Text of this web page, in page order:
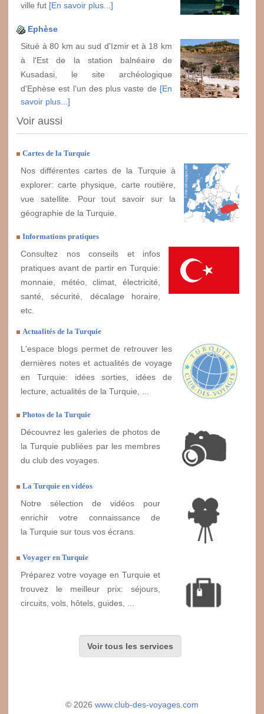
ville fut [En savoir plus...]
Ephèse
Situé à 80 km au sud d'Izmir et à 18 km
à l'Est de la station balnéaire de
Kusadasi, le site archéologique
d'Ephèse est l'un des plus vaste de [En
savoir plus...]
Voir aussi
Cartes de la Turquie
Nos différentes cartes de la Turquie à
explorer: carte physique, carte routière,
vue satellite. Pour tout savoir sur la
géographie de la Turquie.
Informations pratiques
Consultez nos conseils et infos
pratiques avant de partir en Turquie:
monnaie, météo, climat, électricité,
santé, sécurité, décalage horaire,
etc.
Actualités de la Turquie
L'espace blogs permet de retrouver les
dernières notes et actualités de voyage
en Turquie: idées sorties, idées de
lecture, actualités de la Turquie, ...
Photos de la Turquie
Découvrez les galeries de photos de
la Turquie publiées par les membres
du club des voyages.
La Turquie en vidéos
Notre sélection de vidéos pour
enrichir votre connaissance de
la Turquie sur tous vos écrans.
Voyager en Turquie
Préparez votre voyage en Turquie et
trouvez le meilleur prix: séjours,
circuits, vols, hôtels, guides, ...
Voir tous les services
© 2026 www.club-des-voyages.com